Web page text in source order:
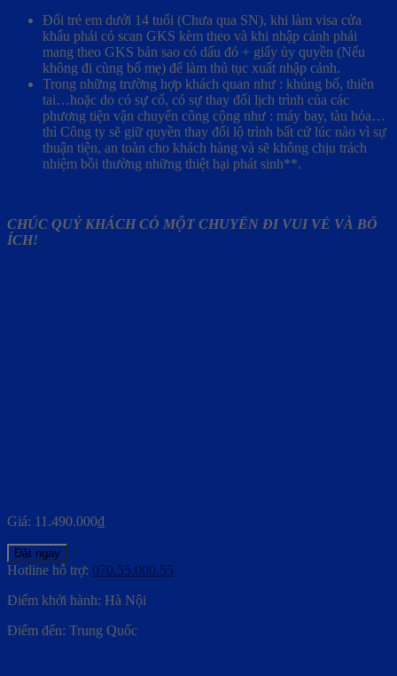
Đối trẻ em dưới 14 tuổi (Chưa qua SN), khi làm visa cửa
khẩu phải có scan GKS kèm theo và khi nhập cảnh phải
mang theo GKS bản sao có dấu đỏ + giấy ủy quyền (Nếu
không đi cùng bố mẹ) để làm thủ tục xuất nhập cảnh.
Trong những trường hợp khách quan như : khủng bố, thiên
tai…hoặc do có sự cố, có sự thay đổi lịch trình của các
phương tiện vận chuyển công cộng như : máy bay, tàu hỏa…
thì Công ty sẽ giữ quyền thay đổi lộ trình bất cứ lúc nào vì sự
thuận tiện, an toàn cho khách hàng và sẽ không chịu trách
nhiệm bồi thường những thiệt hại phát sinh**.
CHÚC QUÝ KHÁCH CÓ MỘT CHUYẾN ĐI VUI VẺ VÀ BỔ
ÍCH!
Giá: 11.490.000₫
Đặt ngay
Hotline hỗ trợ: 070.55.000.55
Điểm khởi hành: Hà Nội
Điểm đến: Trung Quốc